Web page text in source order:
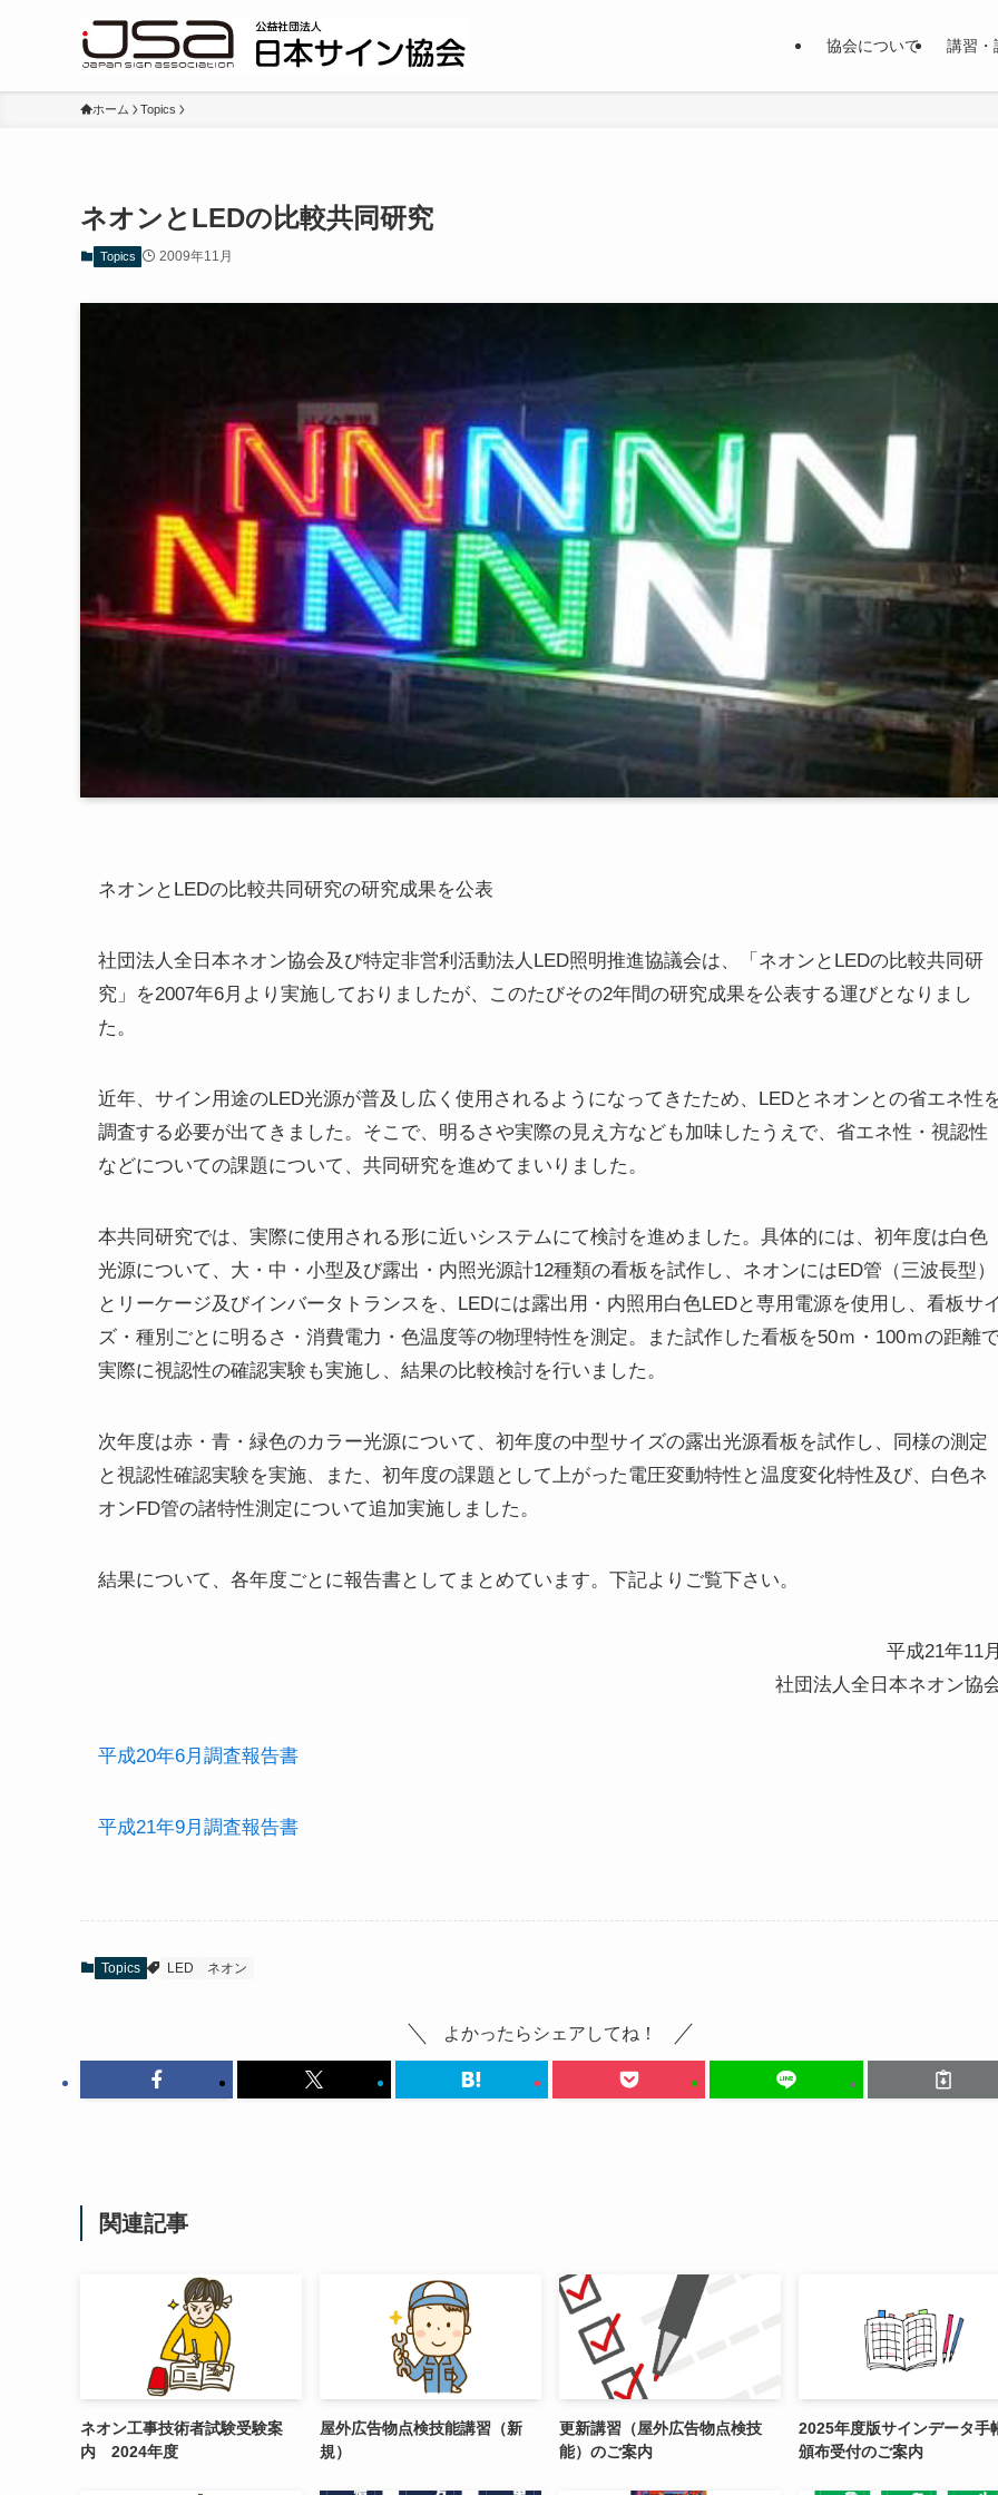
協会について 講習・
ホーム Topics
ネオンとLEDの比較共同研究
Topics 2009年11月
ネオンとLEDの比較共同研究の研究成果を公表
社団法人全日本ネオン協会及び特定非営利活動法人LED照明推進協議会は、「ネオンとLEDの比較共同研
究」を2007年6月より実施しておりましたが、このたびその2年間の研究成果を公表する運びとなりまし
た。
近年、サイン用途のLED光源が普及し広く使用されるようになってきたため、LEDとネオンとの省エネ性
調査する必要が出てきました。そこで、明るさや実際の見え方なども加味したうえで、省エネ性・視認性
などについての課題について、共同研究を進めてまいりました。
本共同研究では、実際に使用される形に近いシステムにて検討を進めました。具体的には、初年度は白色
光源について、大・中・小型及び露出・内照光源計12種類の看板を試作し、ネオンにはED管（三波長型）
とリーケージ及びインバータトランスを、LEDには露出用・内照用白色LEDと専用電源を使用し、看板サ
ズ・種別ごとに明るさ・消費電力・色温度等の物理特性を測定。また試作した看板を50ｍ・100ｍの距離
実際に視認性の確認実験も実施し、結果の比較検討を行いました。
次年度は赤・青・緑色のカラー光源について、初年度の中型サイズの露出光源看板を試作し、同様の測定
と視認性確認実験を実施、また、初年度の課題として上がった電圧変動特性と温度変化特性及び、白色ネ
オンFD管の諸特性測定について追加実施しました。
結果について、各年度ごとに報告書としてまとめています。下記よりご覧下さい。
平成21年11
社団法人全日本ネオン協
平成20年6月調査報告書
平成21年9月調査報告書
Topics LED ネオン
よかったらシェアしてね！
関連記事
ネオン工事技術者試験受験案
内 2024年度
屋外広告物点検技能講習（新
規）
更新講習（屋外広告物点検技
能）のご案内
2025年度版サインデータ手
頒布受付のご案内